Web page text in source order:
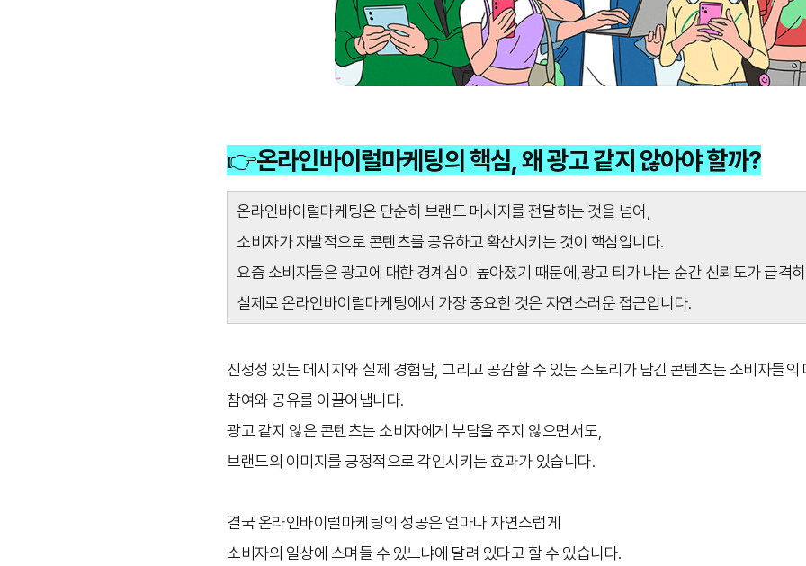
👉온라인바이럴마케팅의 핵심, 왜 광고 같지 않아야 할까?
온라인바이럴마케팅은 단순히 브랜드 메시지를 전달하는 것을 넘어,
소비자가 자발적으로 콘텐츠를 공유하고 확산시키는 것이 핵심입니다.
요즘 소비자들은 광고에 대한 경계심이 높아졌기 때문에,광고 티가 나는 순간 신뢰도가 급격
실제로 온라인바이럴마케팅에서 가장 중요한 것은 자연스러운 접근입니다.
진정성 있는 메시지와 실제 경험담, 그리고 공감할 수 있는 스토리가 담긴 콘텐츠는 소비자들의
참여와 공유를 이끌어냅니다.
광고 같지 않은 콘텐츠는 소비자에게 부담을 주지 않으면서도,
브랜드의 이미지를 긍정적으로 각인시키는 효과가 있습니다.
결국 온라인바이럴마케팅의 성공은 얼마나 자연스럽게
소비자의 일상에 스며들 수 있느냐에 달려 있다고 할 수 있습니다.